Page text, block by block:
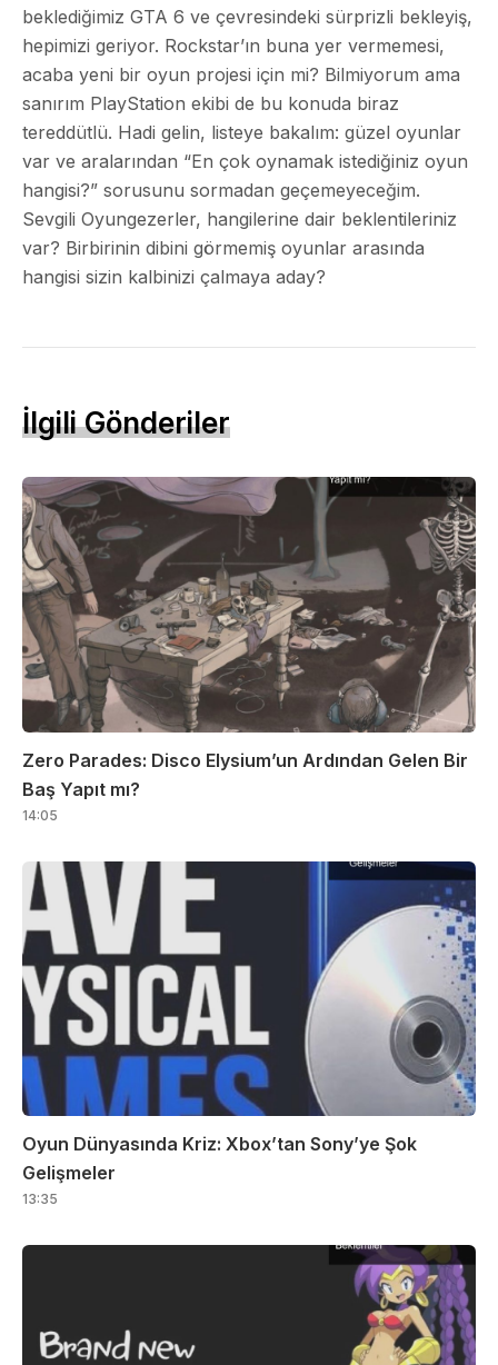
beklediğimiz GTA 6 ve çevresindeki sürprizli bekleyiş,
hepimizi geriyor. Rockstar’ın buna yer vermemesi,
acaba yeni bir oyun projesi için mi? Bilmiyorum ama
sanırım PlayStation ekibi de bu konuda biraz
tereddütlü. Hadi gelin, listeye bakalım: güzel oyunlar
var ve aralarından “En çok oynamak istediğiniz oyun
hangisi?” sorusunu sormadan geçemeyeceğim.
Sevgili Oyungezerler, hangilerine dair beklentileriniz
var? Birbirinin dibini görmemiş oyunlar arasında
hangisi sizin kalbinizi çalmaya aday?
İlgili Gönderiler
Zero Parades: Disco Elysium’un Ardından Gelen Bir
Baş Yapıt mı?
14:05
Oyun Dünyasında Kriz: Xbox’tan Sony’ye Şok
Gelişmeler
13:35